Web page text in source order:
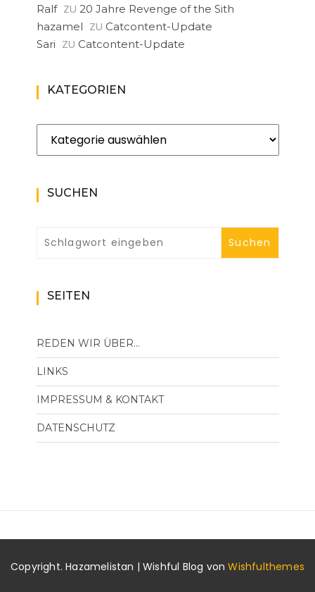
Ralf ZU 20 Jahre Revenge of the Sith
hazamel ZU Catcontent-Update
Sari ZU Catcontent-Update
KATEGORIEN
Kategorien
SUCHEN
SEITEN
REDEN WIR ÜBER…
LINKS
IMPRESSUM & KONTAKT
DATENSCHUTZ
Copyright. Hazamelistan | Wishful Blog vonWishfulthemes